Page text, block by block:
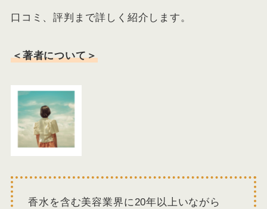
口コミ、評判まで詳しく紹介します。
＜著者について＞
香水を含む美容業界に20年以上いながら